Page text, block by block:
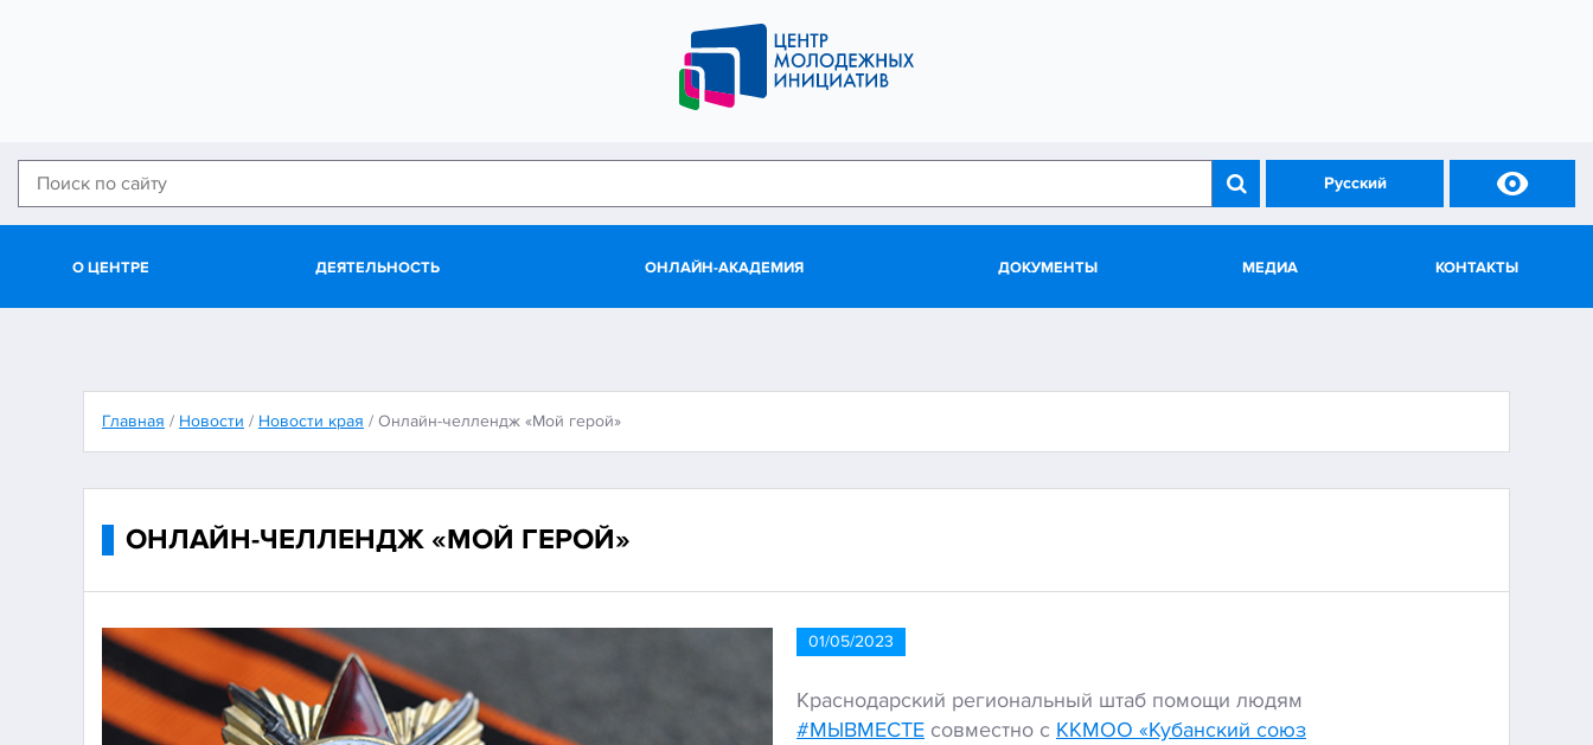
Русский 
О ЦЕНТРЕ ДЕЯТЕЛЬНОСТЬ ОНЛАЙН-АКАДЕМИЯ ДОКУМЕНТЫ МЕДИА КОНТАКТЫ
Главная / Новости / Новости края / Онлайн-челлендж «Мой герой»
ОНЛАЙН-ЧЕЛЛЕНДЖ «МОЙ ГЕРОЙ»
01/05/2023
Краснодарский региональный штаб помощи людям
#МЫВМЕСТЕ совместно с ККМОО «Кубанский союз